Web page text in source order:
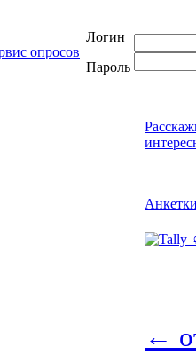
Логин
Пароль
←